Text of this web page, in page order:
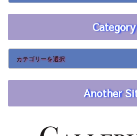
Category
Another